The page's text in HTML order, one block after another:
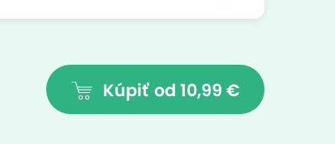
Kúpiť od 10,99 €